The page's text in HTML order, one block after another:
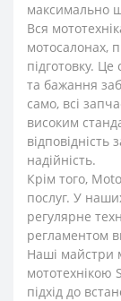
максимально
Вся
мотосалонах,
підготовку.
та бажання
само, всі
високим
надійність.
Крім того,
послуг. У
регулярне
регламентом
Наші майстри
мототехнікою
підхід до